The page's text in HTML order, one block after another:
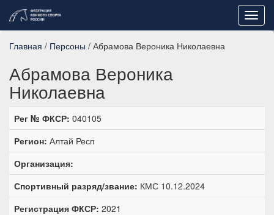
Главная / Персоны / Абрамова Вероника Николаевна
Абрамова Вероника
Николаевна
Рег № ФКСР: 040105
Регион: Алтай Респ
Организация:
Спортивный разряд/звание: КМС 10.12.2024
Регистрация ФКСР: 2021